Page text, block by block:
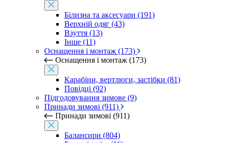
Білизна та аксесуари (191)
Верхній одяг (43)
Взуття (13)
Інше (11)
Оснащення і монтаж (173)
Оснащення і монтаж (173)
Карабіни, вертлюги, застібки (81)
Повідці (92)
Підгодовування зимове (9)
Принади зимові (911)
Принади зимові (911)
Балансири (804)